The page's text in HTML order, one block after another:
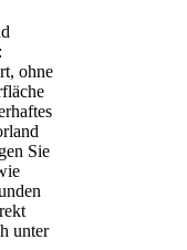
ohne
Sie
unter